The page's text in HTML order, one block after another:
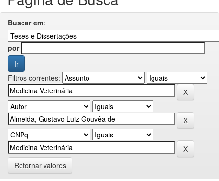
Buscar em:
por
Filtros correntes:
Retornar valores